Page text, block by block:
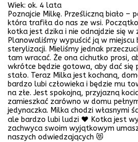
Wiek: ok. 4 lata
Poznajcie Milkę. Prześliczną biało –
która trafiła do nas ze wsi.
kotka jest dzika i nie odnajdzie się w
Planowaliśmy wypuścić ją w
sterylizacji. Mieliśmy jednak
tam wracać. Że ona cichutko prosi,
wkrótce będzie gotowa, aby dać się
stało. Teraz Milka jest kochaną,
bardzo lubi człowieka i będzie mu
na złe. Jest spokojną, przyjazną
zamieszkać zarówno w domu
jedynaczka. Milka chodzi własnymi
ale bardzo lubi ludzi ♥️ Kotka jest
zachwyca swoim wyjątkowym
naszych odwiedzających 😻